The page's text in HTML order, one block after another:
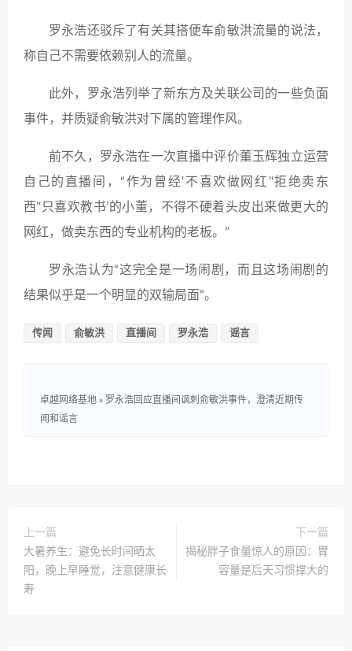
罗永浩还驳斥了有关其搭便车俞敏洪流量的说法，
称自己不需要依赖别人的流量。
此外，罗永浩列举了新东方及关联公司的一些负面
事件，并质疑俞敏洪对下属的管理作风。
前不久，罗永浩在一次直播中评价董玉辉独立运营
自己的直播间，“作为曾经‘不喜欢做网红’‘拒绝卖东
西’‘只喜欢教书’的小董，不得不硬着头皮出来做更大的
网红，做卖东西的专业机构的老板。”
罗永浩认为“这完全是一场闹剧，而且这场闹剧的
结果似乎是一个明显的双输局面”。
传闻 俞敏洪 直播间 罗永浩 谣言
卓越网络基地 » 罗永浩回应直播间讽刺俞敏洪事件，澄清近期传
闻和谣言
上一篇
大暑养生：避免长时间晒太
阳，晚上早睡觉，注意健康长
寿
下一篇
揭秘胖子食量惊人的原因：胃
容量是后天习惯撑大的